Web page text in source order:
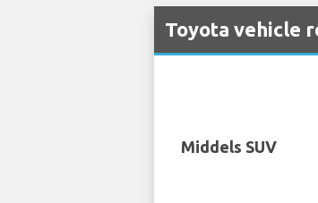
Toyota vehicle
Middels SUV